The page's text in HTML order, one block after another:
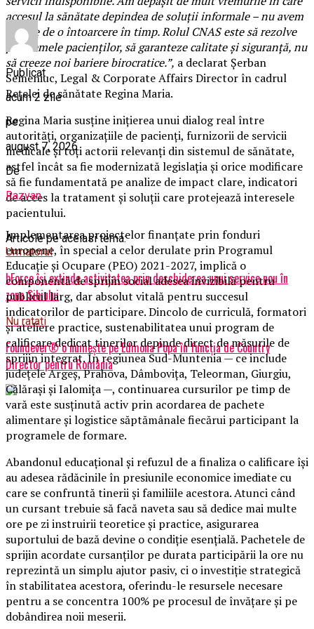
accesul la sănătate depindea de soluții informale – nu avem
nevoie de o întoarcere în timp. Rolul CNAS este să rezolve
problemele pacienților, să garanteze calitate și siguranță, nu
să creeze noi bariere birocratice.”, a declarat Șerban
Semeniuc, Legal & Corporate Affairs Director în cadrul
Rețelei de sănătate Regina Maria.
Regina Maria susține inițierea unui dialog real între
autorități, organizațiile de pacienți, furnizorii de servicii
medicale și toți actorii relevanți din sistemul de sănătate,
astfel încât sa fie modernizată legislația și orice modificare
să fie fundamentată pe analize de impact clare, indicatori
de acces la tratament și soluții care protejează interesele
pacientului.
Articole pe aceiasi tema:
Urmatorul
bForce își extinde activitatea prin deschiderea unui service nou în
zona Sibiului
Nu ratati
Foundever® o numește pe Edmona Popa în funcția de Country
Director pentru România
Publicat
acum 2 zile
pe
august 7, 2026
De
Razvan
Implementarea proiectelor finanțate prin fonduri
europene, în special a celor derulate prin Programul
Educație și Ocupare (PEO) 2021-2027, implică o
componentă de sprijin social adesea invizibilă pentru
publicul larg, dar absolut vitală pentru succesul
indicatorilor de participare. Dincolo de curriculă, formatori
și ateliere practice, sustenabilitatea unui program de
calificare dedicat tinerilor depinde direct de măsurile de
sprijin integrat. În regiunea Sud-Muntenia — ce include
județele Argeș, Prahova, Dâmbovița, Teleorman, Giurgiu,
Călărași și Ialomița —, continuarea cursurilor pe timp de
vară este susținută activ prin acordarea de pachete
alimentare și logistice săptămânale fiecărui participant la
programele de formare.
Abandonul educațional și refuzul de a finaliza o calificare își
au adesea rădăcinile în presiunile economice imediate cu
care se confruntă tinerii și familiile acestora. Atunci când
un cursant trebuie să facă naveta sau să dedice mai multe
ore pe zi instruirii teoretice și practice, asigurarea
suportului de bază devine o condiție esențială. Pachetele de
sprijin acordate cursanților pe durata participării la ore nu
reprezintă un simplu ajutor pasiv, ci o investiție strategică
în stabilitatea acestora, oferindu-le resursele necesare
pentru a se concentra 100% pe procesul de învățare și pe
dobândirea noii meserii.